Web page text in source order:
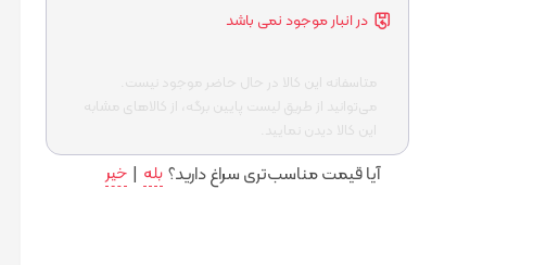
در انبار موجود نمی باشد
متاسفانه این کالا در حال حاضر موجود نیست.
می‌توانید از طریق لیست پایین برگه، از کالاهای مشابه
این کالا دیدن نمایید.
آیا قیمت مناسب‌تری سراغ دارید؟ بله | خیر